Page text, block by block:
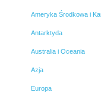
Ameryka Środkowa i
Antarktyda
Australia i Oceania
Azja
Europa